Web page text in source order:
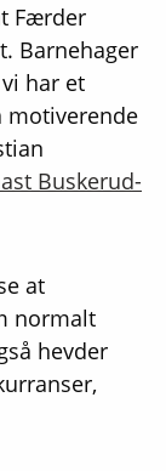
Færder
Barnehager
har et
motiverende
Buskerud-
at
normalt
hevder